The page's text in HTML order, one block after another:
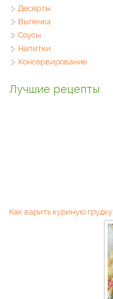
Десерты
Выпечка
Соусы
Напитки
Консервирование
Лучшие рецепты
Как варить куриную грудку